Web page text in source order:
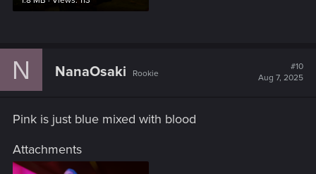
Les résultats seront dévoilés publiquement fin août 2025, et
les gagnants remporteront des prix vraiment géniaux.
À Night City, votre véhicule est votre réputation.
Laissez le vôtre parler pour vous.
N NanaOsaki Rookie
#10
Aug 7, 2025
Pink is just blue mixed with blood
Attachments